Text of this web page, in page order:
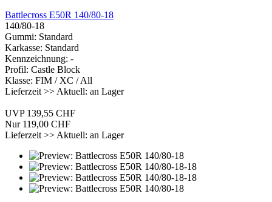
Battlecross E50R 140/80-18
140/80-18
Gummi: Standard
Karkasse: Standard
Kennzeichnung: -
Profil: Castle Block
Klasse: FIM / XC / All
Lieferzeit >> Aktuell: an Lager
UVP 139,55 CHF
Nur 119,00 CHF
Lieferzeit >> Aktuell: an Lager